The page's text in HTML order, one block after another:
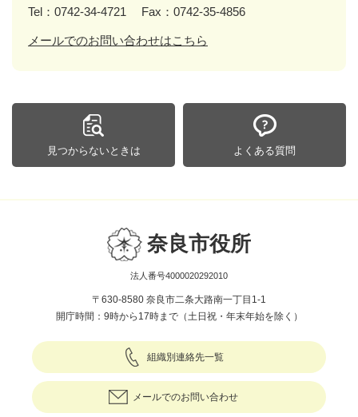
Tel：0742-34-4721
Fax：0742-35-4856
メールでのお問い合わせはこちら
見つからないときは よくある質問
奈良市役所
法人番号4000020292010
〒630-8580 奈良市二条大路南一丁目1-1
開庁時間：9時から17時まで（土日祝・年末年始を除く）
組織別連絡先一覧
メールでのお問い合わせ